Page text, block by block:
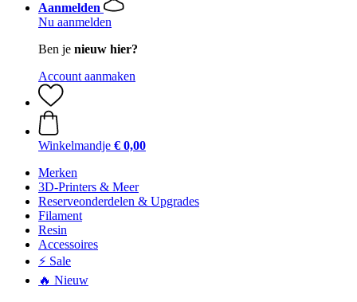
Aanmelden
Nu aanmelden
Ben je nieuw hier?
Account aanmaken
Winkelmandje € 0,00
Merken
3D-Printers & Meer
Reserveonderdelen & Upgrades
Filament
Resin
Accessoires
⚡ Sale
🔥 Nieuw